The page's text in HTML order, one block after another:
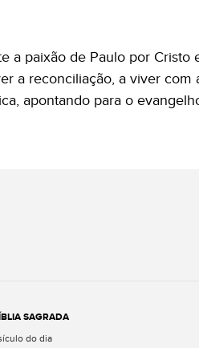
a paixão de Paulo por Cristo
a reconciliação, a viver com
apontando para o
no TikTok
a gente no Pinterest
SAGRADA
do dia